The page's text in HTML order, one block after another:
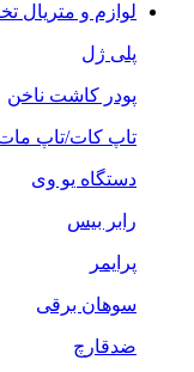
لوازم و متریال
پلی ژل
پودر کاشت ناخن
تاپ کات/تاپ
دستگاه یو وی
رابر بیس
پرایمر
سوهان برقی
ضدقارچ